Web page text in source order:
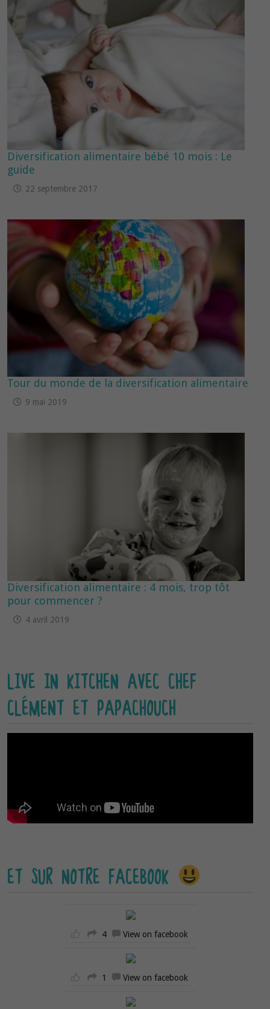
Diversification alimentaire bébé 10 mois : Le
guide
22 septembre 2017
Tour du monde de la diversification alimentaire
9 mai 2019
Diversification alimentaire : 4 mois, trop tôt
pour commencer ?
4 avril 2019
LIVE IN KITCHEN AVEC CHEF
CLÉMENT ET PAPACHOUCH
ET SUR NOTRE FACEBOOK
4 View on facebook
1 View on facebook